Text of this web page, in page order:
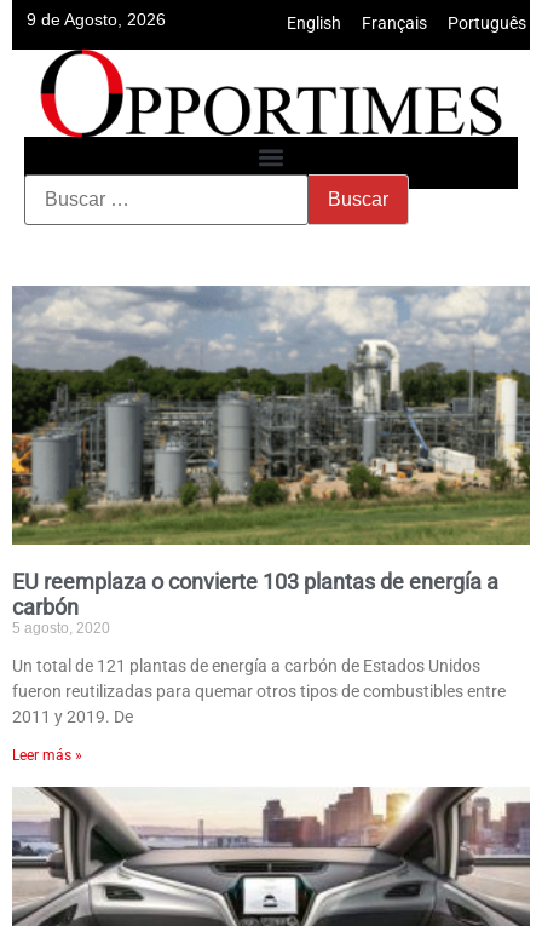
9 de Agosto, 2026 English Français Português
EU reemplaza o convierte 103 plantas de energía a
carbón
5 agosto, 2020
Un total de 121 plantas de energía a carbón de Estados Unidos
fueron reutilizadas para quemar otros tipos de combustibles entre
2011 y 2019. De
Leer más »